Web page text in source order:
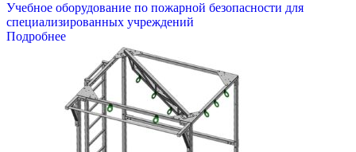
Учебное оборудование по пожарной безопасности для
специализированных учреждений
Подробнее